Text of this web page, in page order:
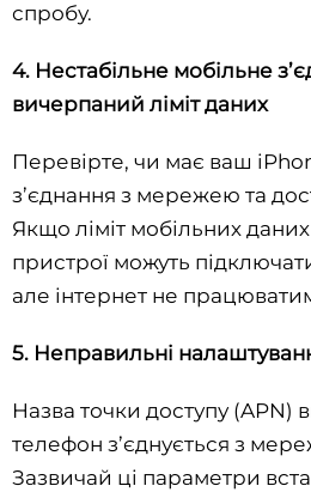
спробу.
4. Нестабільне мобільне
вичерпаний ліміт даних
Перевірте, чи має ваш
з’єднання з мережею та
Якщо ліміт мобільних даних
пристрої можуть
але інтернет не
5. Неправильні
Назва точки доступу (APN)
телефон з’єднується з
Зазвичай ці параметри